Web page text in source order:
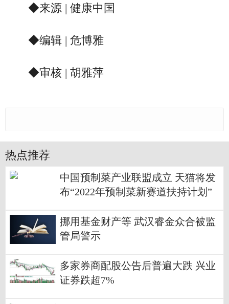
◆来源 | 健康中国
◆编辑 | 危博雅
◆审核 | 胡雅萍
热点推荐
中国预制菜产业联盟成立 天猫将发
布“2022年预制菜新赛道扶持计划”
挪用基金财产等 武汉睿金众合被监
管局警示
多家券商配股公告后普遍大跌 兴业
证券跌超7%